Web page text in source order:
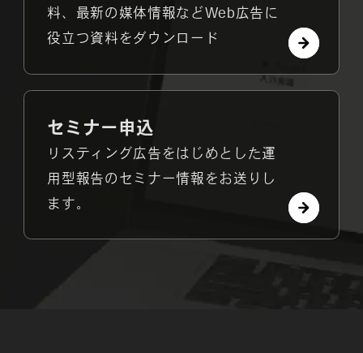
料、最新の媒体情報などWeb広告に
役立つ資料をダウンロード
セミナー申込
リスティング広告をはじめとした運
用型報告のセミナー情報をお送りし
ます。